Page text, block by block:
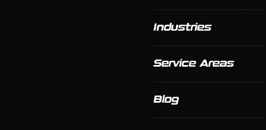
Industries
Service Areas
Blog